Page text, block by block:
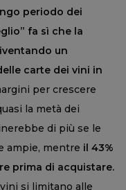
periodo dei
fa sì che la
un
carte dei vini in
per crescere
la metà dei
di più se le
ampie, mentre il 43%
prima di acquistare.
si limitano alle